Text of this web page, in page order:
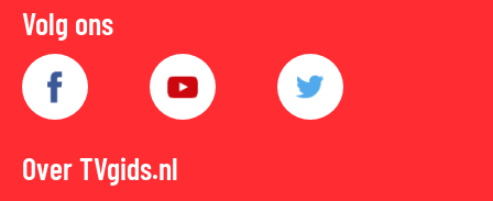
Volg ons
Over TVgids.nl